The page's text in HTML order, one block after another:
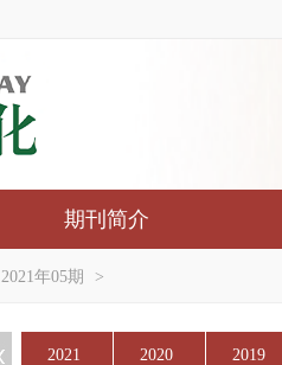
期刊简介
2021年05期 >
2021 2020 2019